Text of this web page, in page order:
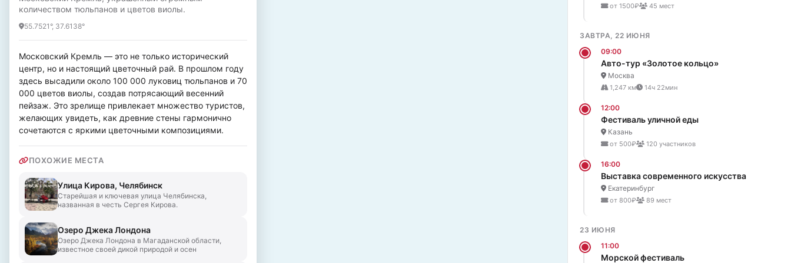
количеством тюльпанов и цветов виолы.
55.7521°, 37.6138°
Московский Кремль — это не только исторический
центр, но и настоящий цветочный рай. В прошлом году
здесь высадили около 100 000 луковиц тюльпанов и 70
000 цветов виолы, создав потрясающий весенний
пейзаж. Это зрелище привлекает множество туристов,
желающих увидеть, как древние стены гармонично
сочетаются с яркими цветочными композициями.
ПОХОЖИЕ МЕСТА
Улица Кирова, Челябинск
Старейшая и ключевая улица Челябинска,
названная в честь Сергея Кирова.
Озеро Джека Лондона
Озеро Джека Лондона в Магаданской области,
известное своей дикой природой и осен
от 1500₽ 45 мест
ЗАВТРА, 22 ИЮНЯ
09:00
Авто-тур «Золотое кольцо»
Москва
1,247 км 14ч 22мин
12:00
Фестиваль уличной еды
Казань
от 500₽ 120 участников
16:00
Выставка современного искусства
Екатеринбург
от 800₽ 89 мест
23 ИЮНЯ
11:00
Морской фестиваль